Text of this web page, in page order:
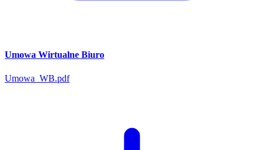
Umowa Wirtualne Biuro
Umowa_WB.pdf